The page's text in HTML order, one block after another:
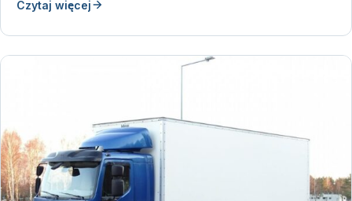
Czytaj więcej